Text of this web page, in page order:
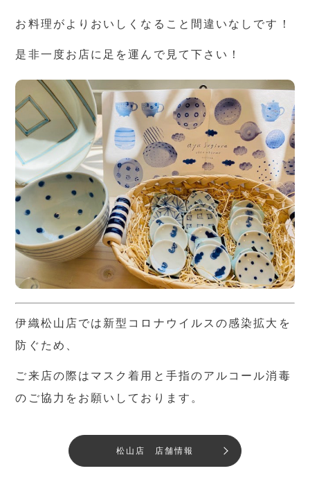
お料理がよりおいしくなること間違いなしです！
是非一度お店に足を運んで見て下さい！
伊織松山店では新型コロナウイルスの感染拡大を
防ぐため、
ご来店の際はマスク着用と手指のアルコール消毒
のご協力をお願いしております。
松山店 店舗情報